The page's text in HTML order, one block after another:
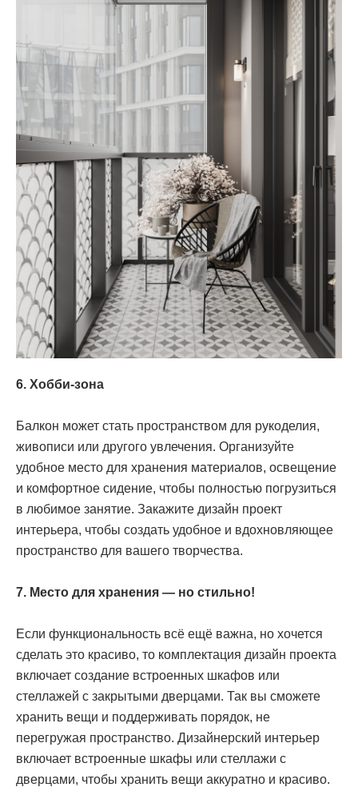
6. Хобби-зона
Балкон может стать пространством для рукоделия,
живописи или другого увлечения. Организуйте
удобное место для хранения материалов, освещение
и комфортное сидение, чтобы полностью погрузиться
в любимое занятие. Закажите дизайн проект
интерьера, чтобы создать удобное и вдохновляющее
пространство для вашего творчества.
7. Место для хранения — но стильно!
Если функциональность всё ещё важна, но хочется
сделать это красиво, то комплектация дизайн проекта
включает создание встроенных шкафов или
стеллажей с закрытыми дверцами. Так вы сможете
хранить вещи и поддерживать порядок, не
перегружая пространство. Дизайнерский интерьер
включает встроенные шкафы или стеллажи с
дверцами, чтобы хранить вещи аккуратно и красиво.